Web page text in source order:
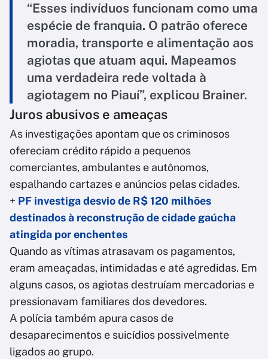
“Esses indivíduos funcionam como uma
espécie de franquia. O patrão oferece
moradia, transporte e alimentação aos
agiotas que atuam aqui. Mapeamos
uma verdadeira rede voltada à
agiotagem no Piauí”, explicou Brainer.
Juros abusivos e ameaças
As investigações apontam que os criminosos
ofereciam crédito rápido a pequenos
comerciantes, ambulantes e autônomos,
espalhando cartazes e anúncios pelas cidades.
+ PF investiga desvio de R$ 120 milhões
destinados à reconstrução de cidade gaúcha
atingida por enchentes
Quando as vítimas atrasavam os pagamentos,
eram ameaçadas, intimidadas e até agredidas. Em
alguns casos, os agiotas destruíam mercadorias e
pressionavam familiares dos devedores.
A polícia também apura casos de
desaparecimentos e suicídios possivelmente
ligados ao grupo.